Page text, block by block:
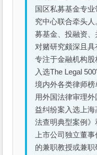
国区私募基金专
究中心联合牵头
募基金、投融资
对赌研究颇深且
专注于金融机构
入选The Legal
境内外各类律师
用外国法律审理
益纠纷案入选上
法查明典型案例
上市公司独立董
的兼职教授或兼